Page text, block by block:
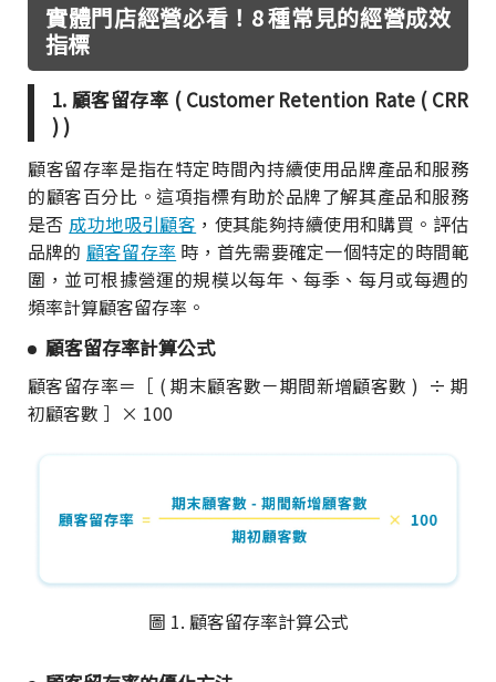
實體門店經營必看！8 種常見的經營成效
指標
1. 顧客留存率 ( Customer Retention Rate ( CRR
) )
顧客留存率是指在特定時間內持續使用品牌產品和服務
的顧客百分比。這項指標有助於品牌了解其產品和服務
是否 成功地吸引顧客 ，使其能夠持續使用和購買。評估
品牌的 顧客留存率 時，首先需要確定一個特定的時間範
圍，並可根據營運的規模以每年、每季、每月或每週的
頻率計算顧客留存率。
顧客留存率計算公式
顧客留存率＝［ ( 期末顧客數－期間新增顧客數 ) ÷ 期
初顧客數 ］× 100
圖 1. 顧客留存率計算公式